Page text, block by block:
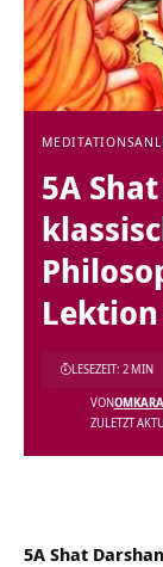
5A
Lektion
ZULETZT
VONOMKARA
LESEZEIT: 2 MIN
5A Shat